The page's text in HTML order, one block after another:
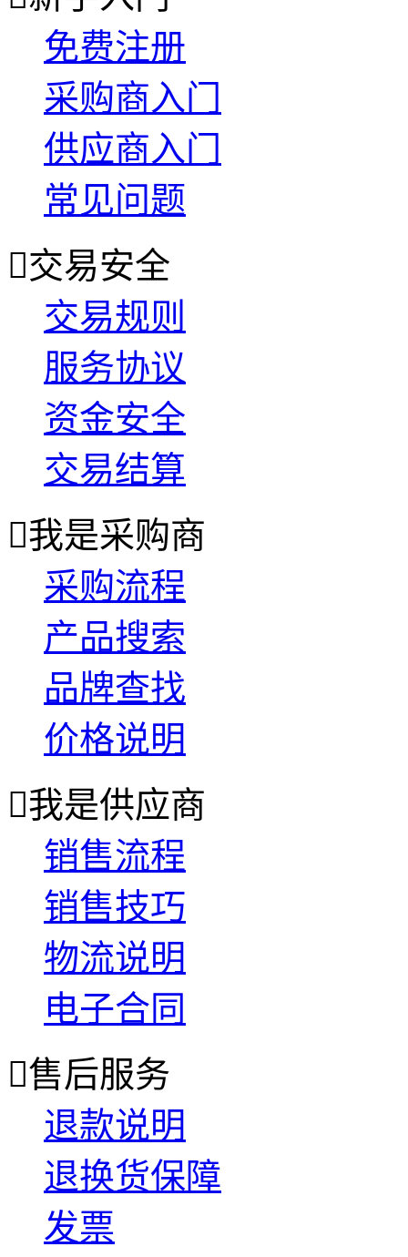
免费注册
采购商入门
供应商入门
常见问题
交易安全
交易规则
服务协议
资金安全
交易结算
我是采购商
采购流程
产品搜索
品牌查找
价格说明
我是供应商
销售流程
销售技巧
物流说明
电子合同
售后服务
退款说明
退换货保障
发票